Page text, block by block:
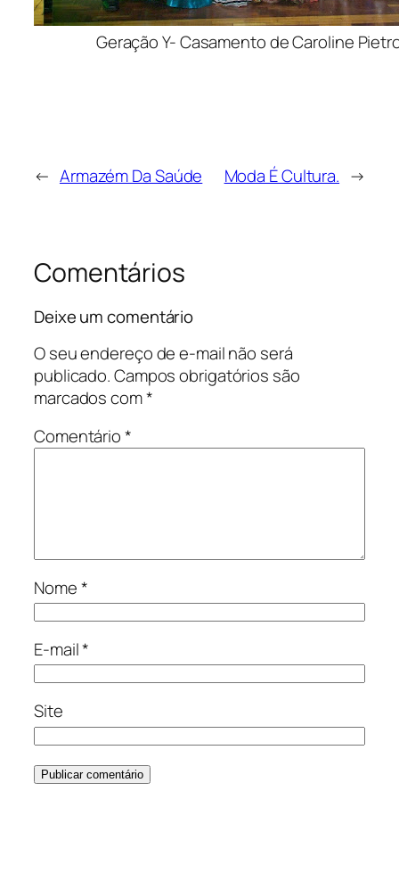
Geração Y- Casamento de Caroline
← Armazém Da Saúde Moda É Cultura. →
Comentários
Deixe um comentário
O seu endereço de e-mail não será
publicado.Campos obrigatórios são
marcados com*
Comentário*
Nome*
E-mail*
Site